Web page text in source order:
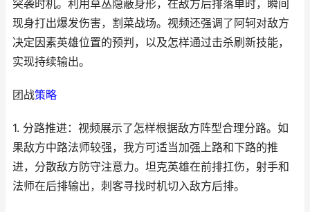
突袭时机。利用草丛隐蔽身形，在敌方后排落单时，瞬间
现身打出爆发伤害，割菜战场。视频还强调了阿轲对敌方
决定因素英雄位置的预判，以及怎样通过击杀刷新技能，
实现持续输出。
团战策略
1. 分路推进：视频展示了怎样根据敌方阵型合理分路。如
果敌方中路法师较强，我方可适当加强上路和下路的推
进，分散敌方防守注意力。坦克英雄在前排扛伤，射手和
法师在后排输出，刺客寻找时机切入敌方后排。